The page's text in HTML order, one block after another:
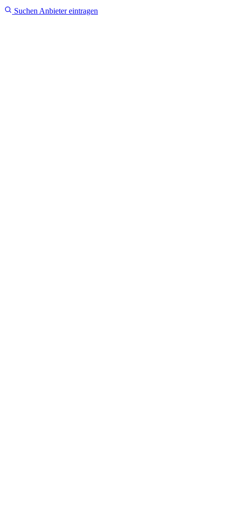
Suchen Anbieter eintragen